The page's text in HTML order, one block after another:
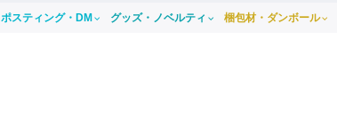
ポスティング・DM グッズ・ノベルティ 梱包材・ダンボール